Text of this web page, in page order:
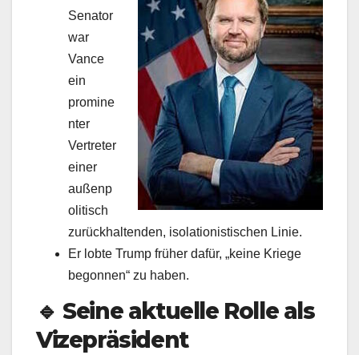
Senator
war
Vance
ein
promine
nter
Vertreter
einer
außenp
olitisch
zurückhaltenden, isolationistischen Linie.
Er lobte Trump früher dafür, „keine Kriege
begonnen“ zu haben.
🔹Seine aktuelle Rolle als
Vizepräsident